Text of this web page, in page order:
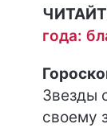
года:
Звезды
своему